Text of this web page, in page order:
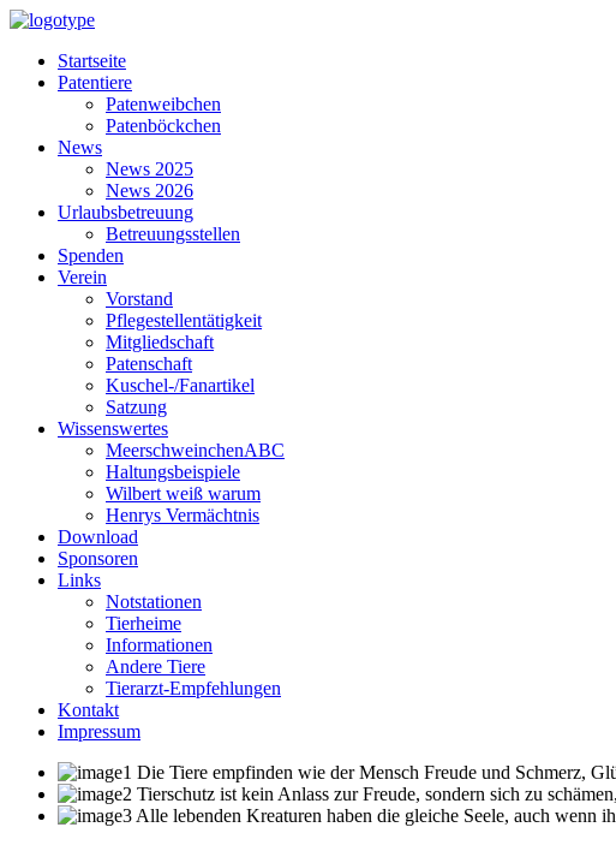
Startseite
Patentiere
Patenweibchen
Patenböckchen
News
News 2025
News 2026
Urlaubsbetreuung
Betreuungsstellen
Spenden
Verein
Vorstand
Pflegestellentätigkeit
Mitgliedschaft
Patenschaft
Kuschel-/Fanartikel
Satzung
Wissenswertes
MeerschweinchenABC
Haltungsbeispiele
Wilbert weiß warum
Henrys Vermächtnis
Download
Sponsoren
Links
Notstationen
Tierheime
Informationen
Andere Tiere
Tierarzt-Empfehlungen
Kontakt
Impressum
Die Tiere empfinden wie der Mensch Freude und Schmerz,
Tierschutz ist kein Anlass zur Freude, sondern sich zu
Alle lebenden Kreaturen haben die gleiche Seele, auch wenn